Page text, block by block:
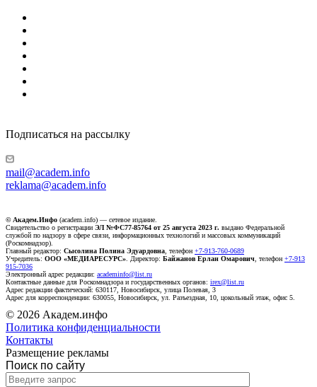
Подписаться на рассылку
mail@academ.info
reklama@academ.info
© Академ.Инфо (academ.info) — сетевое издание.
Свидетельство о регистрации ЭЛ №ФС77-85764 от 25 августа 2023 г. выдано Федеральной
службой по надзору в сфере связи, информационных технологий и массовых коммуникаций
(Роскомнадзор).
Главный редактор: Сысолина Полина Эдуардовна , телефон +7-913-760-0689
Учредитель: ООО «МЕДИАРЕСУРС» . Директор: Байжанов Ерлан Омарович , телефон +7-913
915-7036
Электронный адрес редакции: academinfo@list.ru
Контактные данные для Роскомнадзора и государственных органов: irex@list.ru
Адрес редакции фактический: 630117, Новосибирск, улица Полевая, 3
Адрес для корреспонденции: 630055, Новосибирск, ул. Разъездная, 10, цокольный этаж, офис 5.
© 2026 Академ.инфо
Политика конфиденциальности
Контакты
Размещение рекламы
Поиск по сайту